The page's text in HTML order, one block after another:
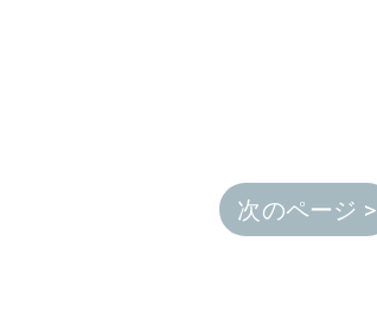
次のページ >